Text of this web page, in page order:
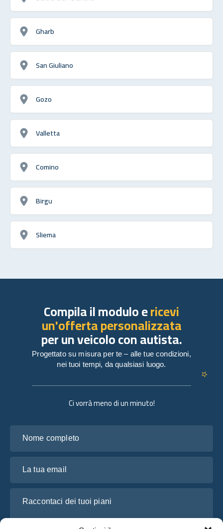
Gharb
San Giuliano
Gozo
Valletta
Comino
Birgu
Sliema
Ci vorrà meno di un minuto!
Compila il modulo ericevi
un'offerta personalizzata
per un veicolo con autista.
Progettato su misura per te – alle tue condizioni,
nei tuoi tempi, da qualsiasi luogo.